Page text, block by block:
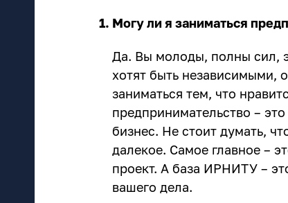
Могу ли я заниматься
Да. Вы молоды, полны сил,
хотят быть независимыми,
заниматься тем, что
предпринимательство –
бизнес. Не стоит думать,
далекое. Самое главное –
проект. А база ИРНИТУ –
вашего дела.